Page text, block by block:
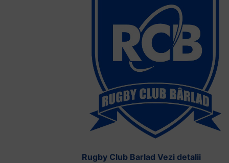
Rugby Club Barlad Vezi detalii